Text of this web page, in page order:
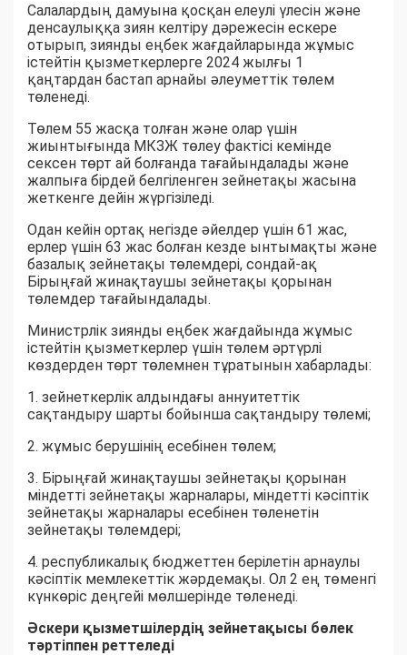
Салалардың дамуына қосқан елеулі үлесін және
денсаулыққа зиян келтіру дәрежесін ескере
отырып, зиянды еңбек жағдайларында жұмыс
істейтін қызметкерлерге 2024 жылғы 1
қаңтардан бастап арнайы әлеуметтік төлем
төленеді.
Төлем 55 жасқа толған және олар үшін
жиынтығында МКЗЖ төлеу фактісі кемінде
сексен төрт ай болғанда тағайындалады және
жалпыға бірдей белгіленген зейнетақы жасына
жеткенге дейін жүргізіледі.
Одан кейін ортақ негізде әйелдер үшін 61 жас,
ерлер үшін 63 жас болған кезде ынтымақты және
базалық зейнетақы төлемдері, сондай-ақ
Бірыңғай жинақтаушы зейнетақы қорынан
төлемдер тағайындалады.
Министрлік зиянды еңбек жағдайында жұмыс
істейтін қызметкерлер үшін төлем әртүрлі
көздерден төрт төлемнен тұратынын хабарлады:
1. зейнеткерлік алдындағы аннуитеттік
сақтандыру шарты бойынша сақтандыру төлемі;
2. жұмыс берушінің есебінен төлем;
3. Бірыңғай жинақтаушы зейнетақы қорынан
міндетті зейнетақы жарналары, міндетті кәсіптік
зейнетақы жарналары есебінен төленетін
зейнетақы төлемдері;
4. республикалық бюджеттен берілетін арнаулы
кәсіптік мемлекеттік жәрдемақы. Ол 2 ең төменгі
күнкөріс деңгейі мөлшерінде төленеді.
Әскери қызметшілердің зейнетақысы бөлек
тәртіппен реттеледі